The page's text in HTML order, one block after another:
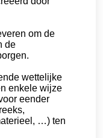
om de
de
wettelijke
enkele wijze
eender
…) ten